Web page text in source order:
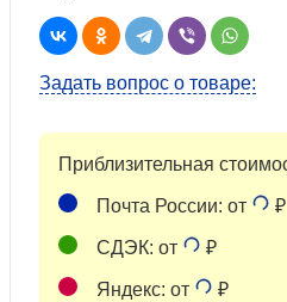
Задать вопрос о товаре:
Приблизительная
Почта России: от ₽
СДЭК: от ₽
Яндекс: от
₽